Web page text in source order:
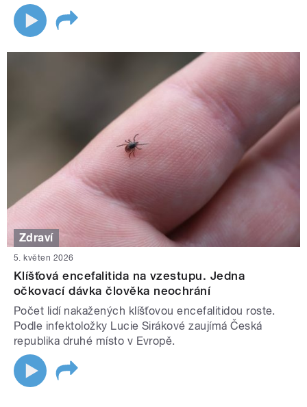
Zdraví
5. květen 2026
Klíšťová encefalitida na vzestupu. Jedna
očkovací dávka člověka neochrání
Počet lidí nakažených klíšťovou encefalitidou roste.
Podle infektoložky Lucie Sirákové zaujímá Česká
republika druhé místo v Evropě.